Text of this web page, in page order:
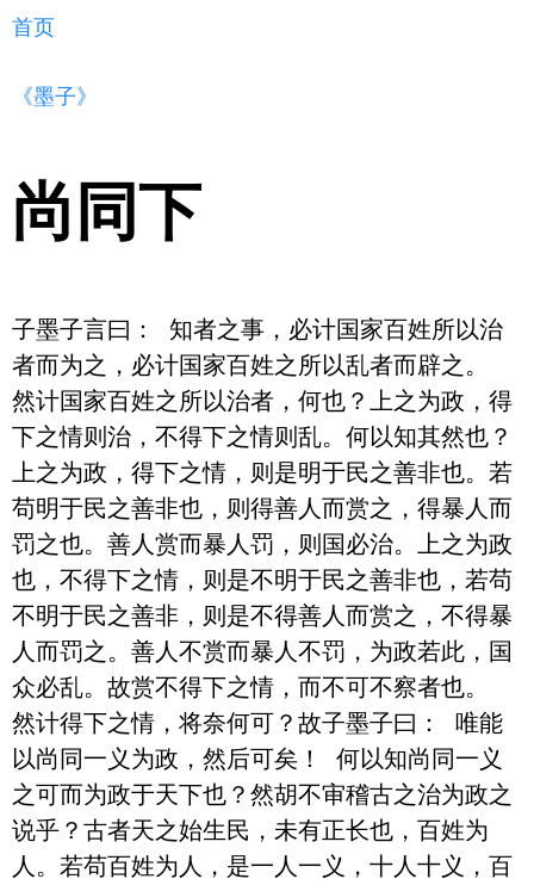
首页
《墨子》
尚同下
子墨子言曰： 知者之事，必计国家百姓所以治
者而为之，必计国家百姓之所以乱者而辟之。
然计国家百姓之所以治者，何也？上之为政，得
下之情则治，不得下之情则乱。何以知其然也？
上之为政，得下之情，则是明于民之善非也。若
苟明于民之善非也，则得善人而赏之，得暴人而
罚之也。善人赏而暴人罚，则国必治。上之为政
也，不得下之情，则是不明于民之善非也，若苟
不明于民之善非，则是不得善人而赏之，不得暴
人而罚之。善人不赏而暴人不罚，为政若此，国
众必乱。故赏不得下之情，而不可不察者也。
然计得下之情，将奈何可？故子墨子曰： 唯能
以尚同一义为政，然后可矣！ 何以知尚同一义
之可而为政于天下也？然胡不审稽古之治为政之
说乎？古者天之始生民，未有正长也，百姓为
人。若苟百姓为人，是一人一义，十人十义，百